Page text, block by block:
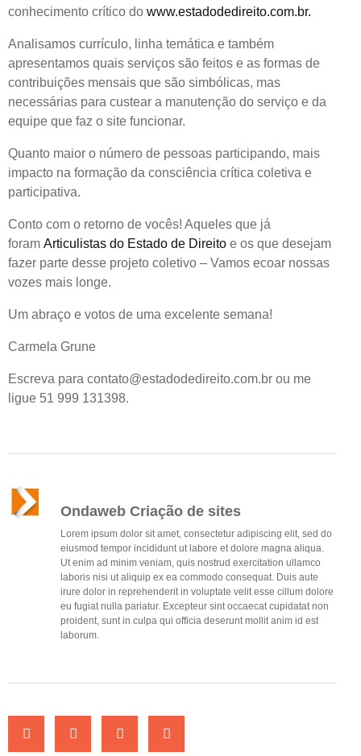
conhecimento crítico do www.estadodedireito.com.br.
Analisamos currículo, linha temática e também
apresentamos quais serviços são feitos e as formas de
contribuições mensais que são simbólicas, mas
necessárias para custear a manutenção do serviço e da
equipe que faz o site funcionar.
Quanto maior o número de pessoas participando, mais
impacto na formação da consciência crítica coletiva e
participativa.
Conto com o retorno de vocês! Aqueles que já
foram Articulistas do Estado de Direito e os que desejam
fazer parte desse projeto coletivo – Vamos ecoar nossas
vozes mais longe.
Um abraço e votos de uma excelente semana!
Carmela Grune
Escreva para contato@estadodedireito.com.br ou me
ligue 51 999 131398.
Ondaweb Criação de sites
Lorem ipsum dolor sit amet, consectetur adipiscing elit, sed do
eiusmod tempor incididunt ut labore et dolore magna aliqua.
Ut enim ad minim veniam, quis nostrud exercitation ullamco
laboris nisi ut aliquip ex ea commodo consequat. Duis aute
irure dolor in reprehenderit in voluptate velit esse cillum dolore
eu fugiat nulla pariatur. Excepteur sint occaecat cupidatat non
proident, sunt in culpa qui officia deserunt mollit anim id est
laborum.